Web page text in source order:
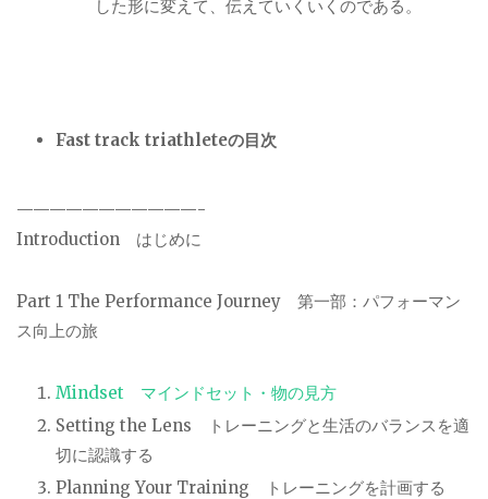
した形に変えて、伝えていくいくのである。
Fast track triathleteの目次
———————————-
Introduction はじめに
Part 1 The Performance Journey 第一部：パフォーマン
ス向上の旅
Mindset マインドセット・物の見方
Setting the Lens トレーニングと生活のバランスを適
切に認識する
Planning Your Training トレーニングを計画する